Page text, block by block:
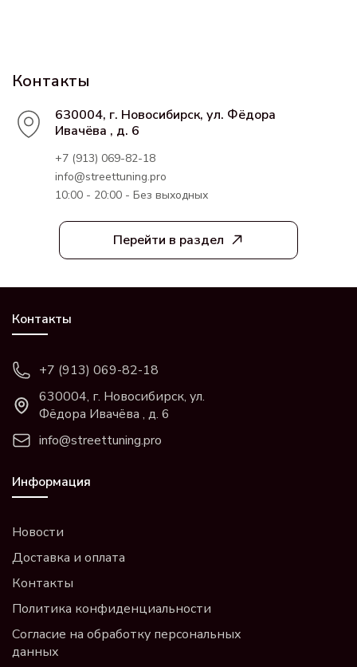
Перейти в раздел
Контакты
630004, г. Новосибирск, ул. Фёдора
Ивачёва , д. 6
+7 (913) 069-82-18
info@streettuning.pro
10:00 - 20:00 - Без выходных
Контакты
+7 (913) 069-82-18
630004, г. Новосибирск, ул.
Фёдора Ивачёва , д. 6
info@streettuning.pro
Информация
Новости
Доставка и оплата
Контакты
Политика конфиденциальности
Согласие на обработку персональных
данных